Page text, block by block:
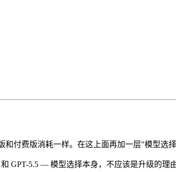
付费版消耗一样。在这上面再加一层"模型选
GPT-5.5 — 模型选择本身，不应该是升级的理由